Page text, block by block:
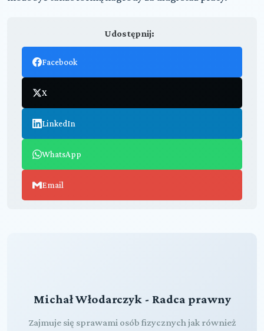
Udostępnij:
Facebook
X
LinkedIn
WhatsApp
Email
Michał Włodarczyk - Radca prawny
Zajmuje się sprawami osób fizycznych jak również